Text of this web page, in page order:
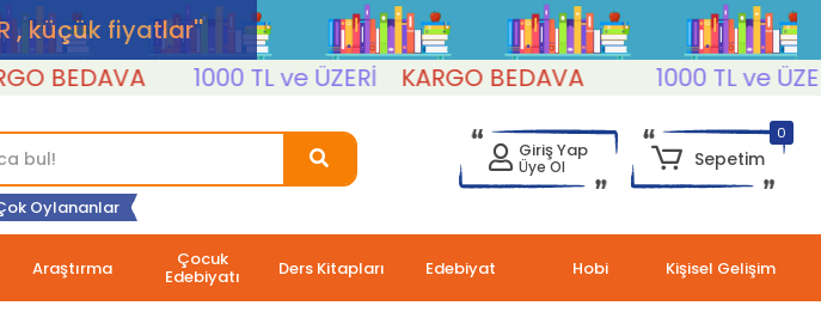
, küçük fiyatlar''
BEDAVA 1000 TL ve ÜZERİ KARGO BEDAVA 1000 TL ve ÜZERİ
Oylananlar
Giriş Yap
Üye Ol
0
Sepetim
Araştırma Çocuk
Edebiyatı Ders Kitapları Edebiyat Hobi Kişisel Gelişim